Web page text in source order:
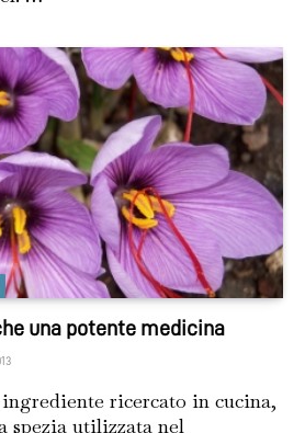
una potente medicina
ricercato in cucina,
spezia utilizzata nel